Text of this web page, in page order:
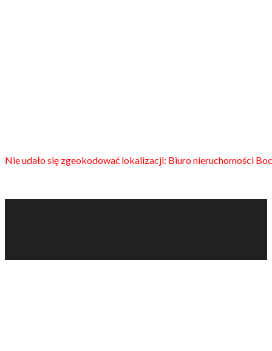
Nie udało się zgeokodować lokalizacji: Biuro nieruchomości